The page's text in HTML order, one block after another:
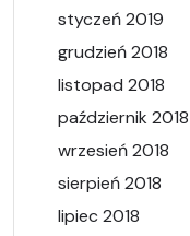
styczeń 2019
grudzień 2018
listopad 2018
październik 2018
wrzesień 2018
sierpień 2018
lipiec 2018